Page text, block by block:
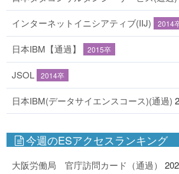
インターネットイニシアティブ(IIJ) 2014
日本IBM【通過】 2015卒
JSOL 2014卒
日本IBM(データサイエンスコース)(通過)
今週のESアクセスランキング
大阪労働局 官庁訪問カード（通過）